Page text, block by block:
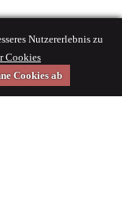
Nutzererlebnis zu
Cookies
Cookies ab